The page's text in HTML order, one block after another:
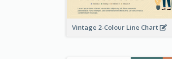
Vintage 2-Colour Line Chart